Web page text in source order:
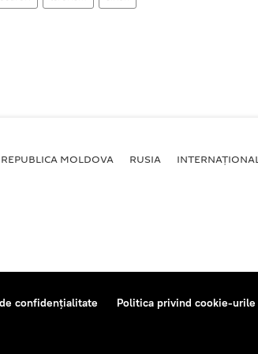
REPUBLICA MOLDOVA RUSIA INTERNAȚIONAL
confidențialitate Politica privind cookie-urile